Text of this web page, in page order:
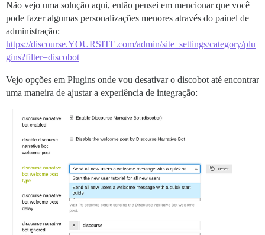
Não vejo uma solução aqui, então pensei em mencionar que você
pode fazer algumas personalizações menores através do painel de
administração:
https://discourse.YOURSITE.com/admin/site_settings/category/plu
gins?filter=discobot
Vejo opções em Plugins onde vou desativar o discobot até encontrar
uma maneira de ajustar a experiência de integração: